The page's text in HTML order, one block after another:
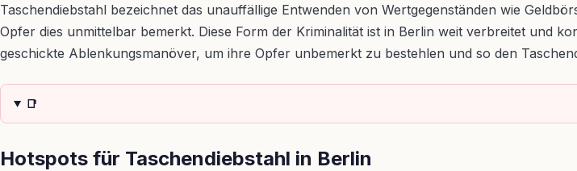
Taschendiebstahl bezeichnet das unauffällige Entwenden von Wertgegenständen wie
Opfer dies unmittelbar bemerkt. Diese Form der Kriminalität ist in Berlin weit verbreitet und
geschickte Ablenkungsmanöver, um ihre Opfer unbemerkt zu bestehlen und so den
📑
Hotspots für Taschendiebstahl in Berlin